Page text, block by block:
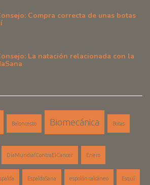
Compra correcta de unas botas
La natación relacionada con la
Baloncesto Biomecánica Botas
DíaMundialContraElCancer Enero
EspaldaSana espolón calcáneo Esquí